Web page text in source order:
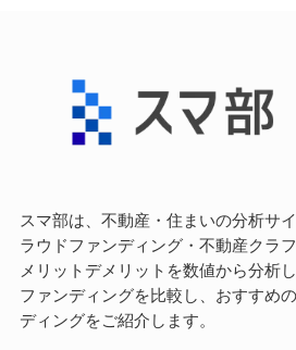
スマ部は、不動産・住まいの分析サ
ラウドファンディング・不動産クラ
メリットデメリットを数値から分析
ファンディングを比較し、おすすめ
ディングをご紹介します。